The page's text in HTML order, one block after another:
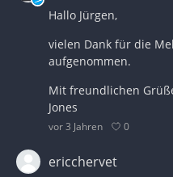
Hallo Jürgen,
vielen Dank für die
aufgenommen.
Mit freundlichen
Jones
vor 3 Jahren 0
ericchervet